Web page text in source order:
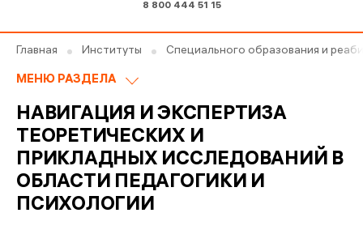
8 800 444 51 15
Главная Институты Специального образования и
МЕНЮ РАЗДЕЛА
НАВИГАЦИЯ И ЭКСПЕРТИЗА
ТЕОРЕТИЧЕСКИХ И
ПРИКЛАДНЫХ ИССЛЕДОВАНИЙ В
ОБЛАСТИ ПЕДАГОГИКИ И
ПСИХОЛОГИИ